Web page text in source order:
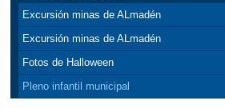
Excursión minas de ALmadén
Excursión minas de ALmadén
Fotos de Halloween
Pleno infantil municipal